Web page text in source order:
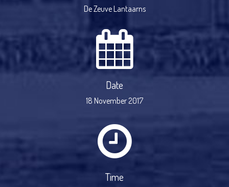
De Zeuve Lantaarns
Date
18 November 2017
Time